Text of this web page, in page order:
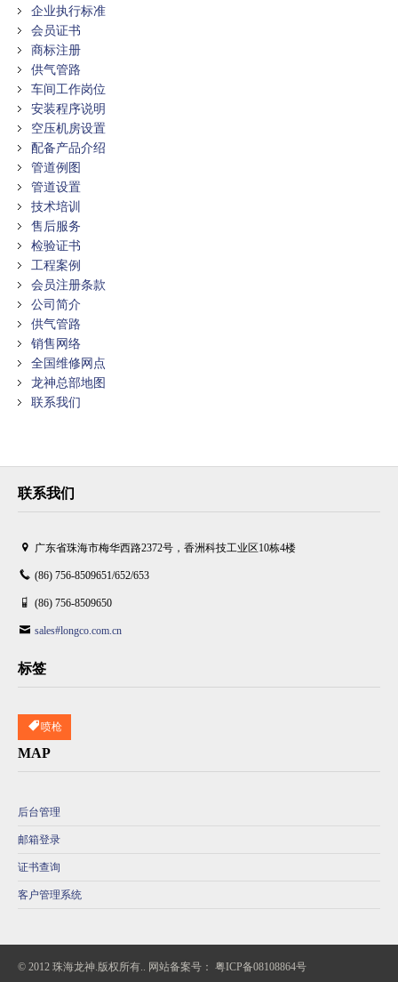
企业执行标准
会员证书
商标注册
供气管路
车间工作岗位
安装程序说明
空压机房设置
配备产品介绍
管道例图
管道设置
技术培训
售后服务
检验证书
工程案例
会员注册条款
公司简介
供气管路
销售网络
全国维修网点
龙神总部地图
联系我们
联系我们
广东省珠海市梅华西路2372号，香洲科技工业区10栋4楼
(86) 756-8509651/652/653
(86) 756-8509650
sales#longco.com.cn
标签
喷枪
MAP
后台管理
邮箱登录
证书查询
客户管理系统
© 2012 珠海龙神.版权所有.. 网站备案号： 粤ICP备08108864号